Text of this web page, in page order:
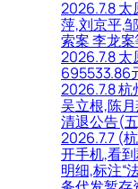
2026.7.8
萍,刘京平,
索案 李龙
2026.7.8
695533.86
2026.7.8 杭
吴立根,陈
清退公告(
2026.7.7 (
开手机,看
明细,标注“